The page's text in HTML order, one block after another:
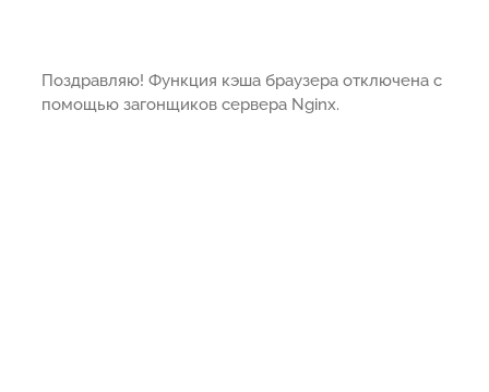
Поздравляю! Функция кэша браузера отключена с
помощью загонщиков сервера Nginx.